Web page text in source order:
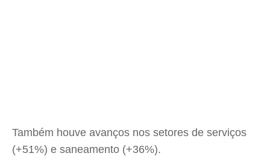
Também houve avanços nos setores de serviços
(+51%) e saneamento (+36%).